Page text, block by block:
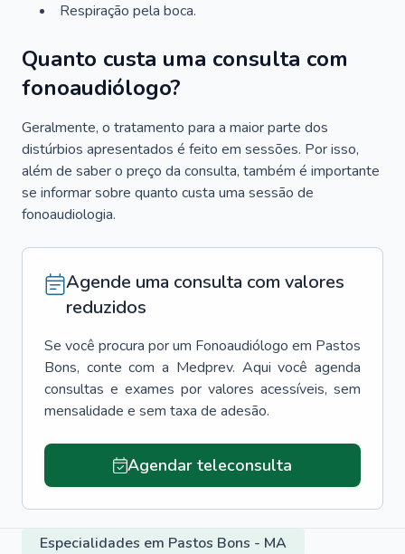
Respiração pela boca.
Quanto custa uma consulta com
fonoaudiólogo?
Geralmente, o tratamento para a maior parte dos
distúrbios apresentados é feito em sessões. Por isso,
além de saber o preço da consulta, também é importante
se informar sobre quanto custa uma sessão de
fonoaudiologia.
Agende uma consulta com valores
reduzidos
Se você procura por um Fonoaudiólogo em Pastos
Bons, conte com a Medprev. Aqui você agenda
consultas e exames por valores acessíveis, sem
mensalidade e sem taxa de adesão.
Agendar teleconsulta
Especialidades em Pastos Bons - MA